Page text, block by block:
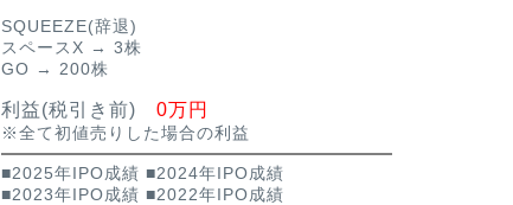
SQUEEZE(辞退)
スペースX → 3株
GO → 200株
利益(税引き前) 0万円
※全て初値売りした場合の利益
■2025年IPO成績 ■2024年IPO成績
■2023年IPO成績 ■2022年IPO成績